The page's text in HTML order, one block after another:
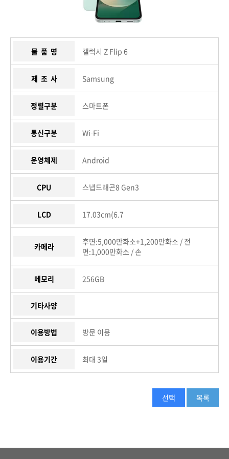
물 품 명 갤럭시 Z Flip 6
제 조 사 Samsung
정렬구분 스마트폰
통신구분 Wi-Fi
운영체제 Android
CPU 스냅드래곤8 Gen3
LCD 17.03cm(6.7
카메라
후면:5,000만화소+1,200만화소 / 전
면:1,000만화소 / 손
메모리 256GB
기타사양
이용방법 방문 이용
이용기간 최대 3일
선택 목록